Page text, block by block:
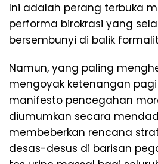
Ini adalah perang terbuka
performa birokrasi yang
bersembunyi di balik
​Namun, yang paling
mengoyak ketenangan
manifesto pencegahan
diumumkan secara
membeberkan rencana
desas-desus di barisan